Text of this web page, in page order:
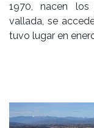
1970, nacen
vallada, se
tuvo lugar en